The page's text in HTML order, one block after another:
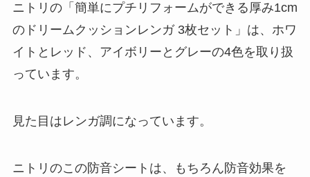
ニトリの「簡単にプチリフォームができる厚み1cm
のドリームクッションレンガ 3枚セット」は、ホワ
イトとレッド、アイボリーとグレーの4色を取り扱
っています。
見た目はレンガ調になっています。
ニトリのこの防音シートは、もちろん防音効果を